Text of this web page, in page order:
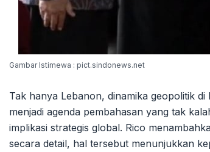
Gambar Istimewa : pict.sindonews.net
Tak hanya Lebanon, dinamika geopolitik
menjadi agenda pembahasan yang tak
implikasi strategis global. Rico
secara detail, hal tersebut menunjukkan